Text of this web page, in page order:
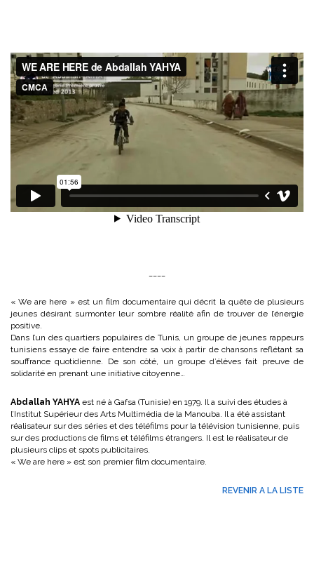
« We are here » est un film documentaire qui décrit la quête de plusieurs
jeunes désirant surmonter leur sombre réalité afin de trouver de l’énergie
positive.
Dans l’un des quartiers populaires de Tunis, un groupe de jeunes rappeurs
tunisiens essaye de faire entendre sa voix à partir de chansons reflétant sa
souffrance quotidienne. De son côté, un groupe d’élèves fait preuve de
solidarité en prenant une initiative citoyenne…
Abdallah YAHYA est né à Gafsa (Tunisie) en 1979. Il a suivi des études à
l’Institut Supérieur des Arts Multimédia de la Manouba. Il a été assistant
réalisateur sur des séries et des téléfilms pour la télévision tunisienne, puis
sur des productions de films et téléfilms étrangers. Il est le réalisateur de
plusieurs clips et spots publicitaires.
« We are here » est son premier film documentaire.
REVENIR A LA LISTE